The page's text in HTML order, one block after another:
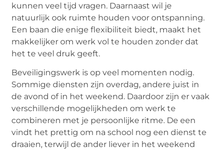
kunnen veel tijd vragen. Daarnaast wil je
natuurlijk ook ruimte houden voor ontspanning.
Een baan die enige flexibiliteit biedt, maakt het
makkelijker om werk vol te houden zonder dat
het te veel druk geeft.
Beveiligingswerk is op veel momenten nodig.
Sommige diensten zijn overdag, andere juist in
de avond of in het weekend. Daardoor zijn er vaak
verschillende mogelijkheden om werk te
combineren met je persoonlijke ritme. De een
vindt het prettig om na school nog een dienst te
draaien, terwijl de ander liever in het weekend